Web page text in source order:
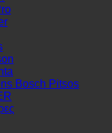
Bosch Pitsos